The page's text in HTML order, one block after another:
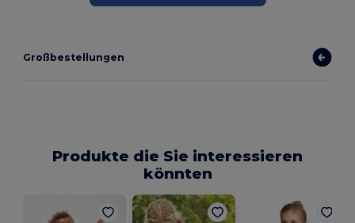
Großbestellungen
Produkte die Sie interessieren
könnten